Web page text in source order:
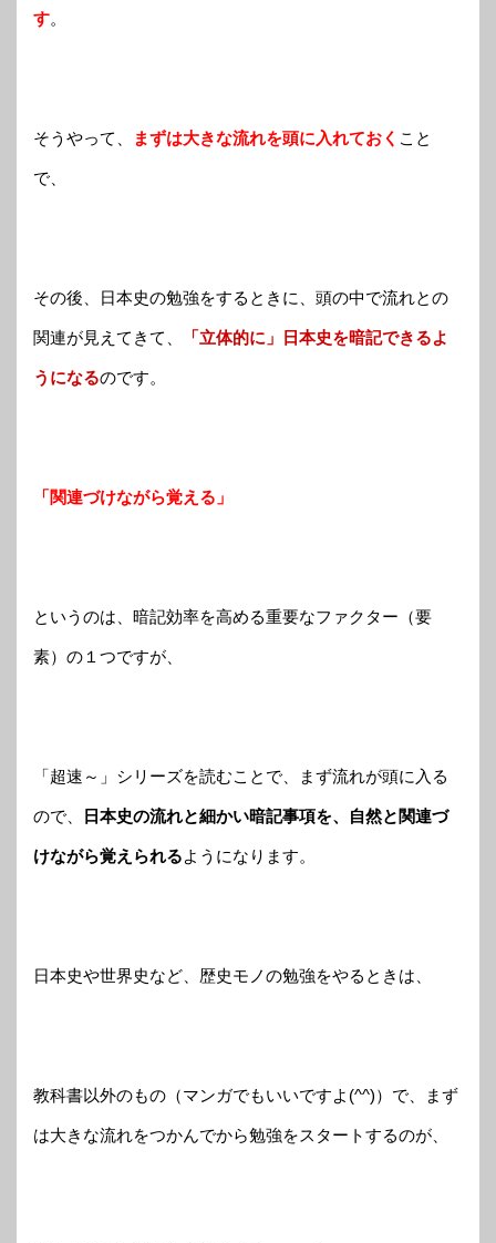
す。
そうやって、 まずは大きな流れを頭に入れておく こと
で、
その後、日本史の勉強をするときに、頭の中で流れとの
関連が見えてきて、 「立体的に」日本史を暗記できるよ
うになるのです。
「関連づけながら覚える」
というのは、暗記効率を高める重要なファクター（要
素）の１つですが、
「超速～」シリーズを読むことで、まず流れが頭に入る
ので、 日本史の流れと細かい暗記事項を、自然と関連づ
けながら覚えられるようになります。
日本史や世界史など、歴史モノの勉強をやるときは、
教科書以外のもの（マンガでもいいですよ(^^)）で、まず
は大きな流れをつかんでから勉強をスタートするのが、